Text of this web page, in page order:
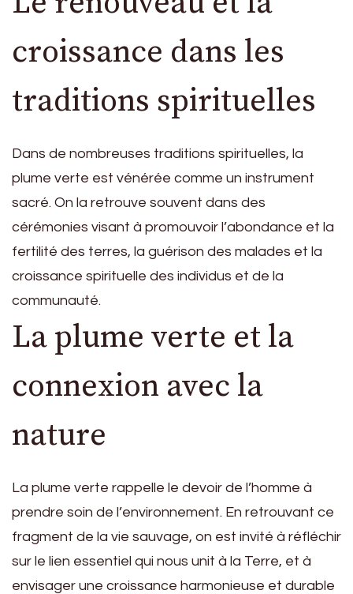
croissance dans les
traditions spirituelles
Dans de nombreuses traditions spirituelles, la
plume verte est vénérée comme un instrument
sacré. On la retrouve souvent dans des
cérémonies visant à promouvoir l’abondance et la
fertilité des terres, la guérison des malades et la
croissance spirituelle des individus et de la
communauté.
La plume verte et la
connexion avec la
nature
La plume verte rappelle le devoir de l’homme à
prendre soin de l’environnement. En retrouvant ce
fragment de la vie sauvage, on est invité à réfléchir
sur le lien essentiel qui nous unit à la Terre, et à
envisager une croissance harmonieuse et durable